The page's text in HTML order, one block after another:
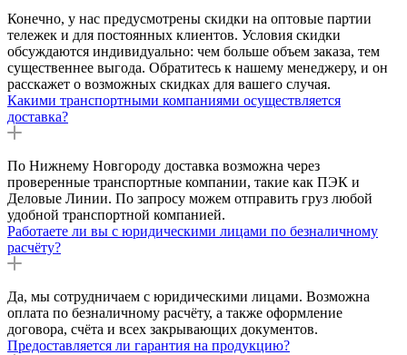
Конечно, у нас предусмотрены скидки на оптовые партии
тележек и для постоянных клиентов. Условия скидки
обсуждаются индивидуально: чем больше объем заказа, тем
существеннее выгода. Обратитесь к нашему менеджеру, и он
расскажет о возможных скидках для вашего случая.
Какими транспортными компаниями осуществляется
доставка?
По Нижнему Новгороду доставка возможна через
проверенные транспортные компании, такие как ПЭК и
Деловые Линии. По запросу можем отправить груз любой
удобной транспортной компанией.
Работаете ли вы с юридическими лицами по безналичному
расчёту?
Да, мы сотрудничаем с юридическими лицами. Возможна
оплата по безналичному расчёту, а также оформление
договора, счёта и всех закрывающих документов.
Предоставляется ли гарантия на продукцию?